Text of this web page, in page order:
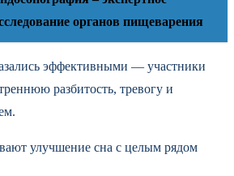
органов пищеварения
эффективными — участники
разбитость, тревогу и
улучшение сна с целым рядом